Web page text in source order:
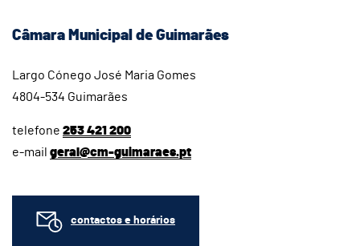
Câmara Municipal de Guimarães
Largo Cónego José Maria Gomes
4804-534 Guimarães
telefone 253 421 200
e-mail geral@cm-guimaraes.pt
contactos e horários